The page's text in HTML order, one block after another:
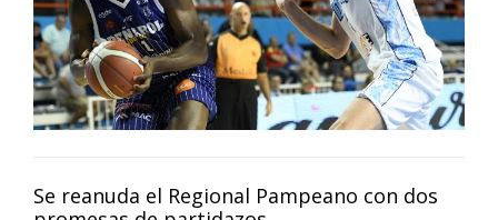
Se reanuda el Regional Pampeano con dos